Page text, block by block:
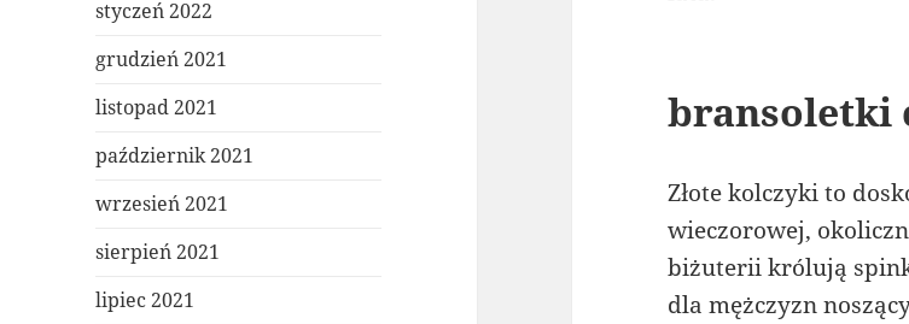
styczeń 2022
grudzień 2021
listopad 2021
październik 2021
wrzesień 2021
sierpień 2021
lipiec 2021
bransoletki
Złote kolczyki to
wieczorowej,
biżuterii królują
dla mężczyzn